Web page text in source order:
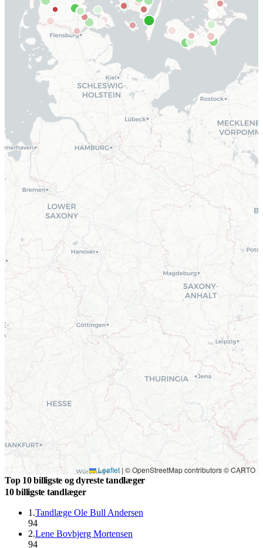
Leaflet | © OpenStreetMap contributors © CARTO
Top 10 billigste og dyreste tandlæger
10 billigste tandlæger
1 .Tandlæge Ole Bull Andersen
94
2.Lene Bovbjerg Mortensen
94